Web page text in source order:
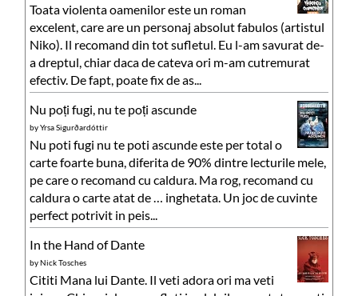
Toata violenta oamenilor este un roman
excelent, care are un personaj absolut fabulos (artistul
Niko). Il recomand din tot sufletul. Eu l-am savurat de-
a dreptul, chiar daca de cateva ori m-am cutremurat
efectiv. De fapt, poate fix de as...
Nu poți fugi, nu te poți ascunde
byYrsa Sigurðardóttir
Nu poti fugi nu te poti ascunde este per total o
carte foarte buna, diferita de 90% dintre lecturile mele,
pe care o recomand cu caldura. Ma rog, recomand cu
caldura o carte atat de … inghetata. Un joc de cuvinte
perfect potrivit in peis...
In the Hand of Dante
byNick Tosches
Cititi Mana lui Dante. Il veti adora ori ma veti